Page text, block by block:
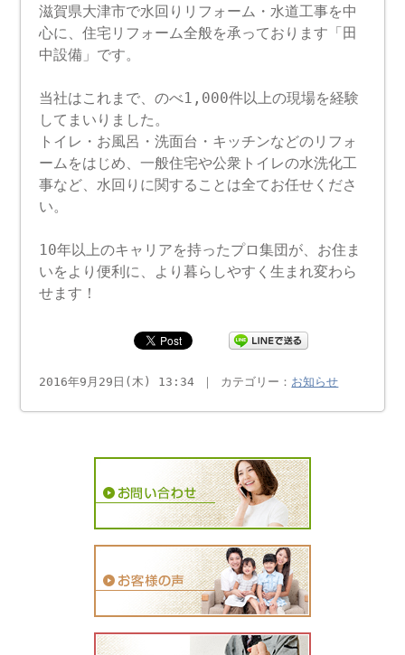
滋賀県大津市で水回りリフォーム・水道工事を中
心に、住宅リフォーム全般を承っております「田
中設備」です。
当社はこれまで、のべ1,000件以上の現場を経験
してまいりました。
トイレ・お風呂・洗面台・キッチンなどのリフォ
ームをはじめ、一般住宅や公衆トイレの水洗化工
事など、水回りに関することは全てお任せくださ
い。
10年以上のキャリアを持ったプロ集団が、お住ま
いをより便利に、より暮らしやすく生まれ変わら
せます！
2016年9月29日(木) 13:34 ｜ カテゴリー： お知らせ